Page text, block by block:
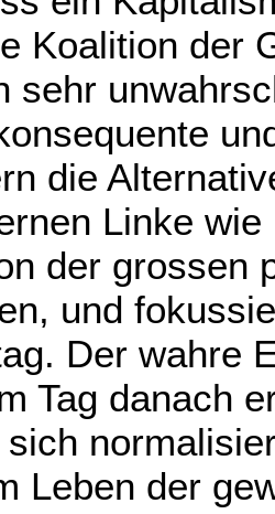
Koalition der
sehr
die
Linke
der grossen
und
Der wahre
Tag danach
sich
Leben der